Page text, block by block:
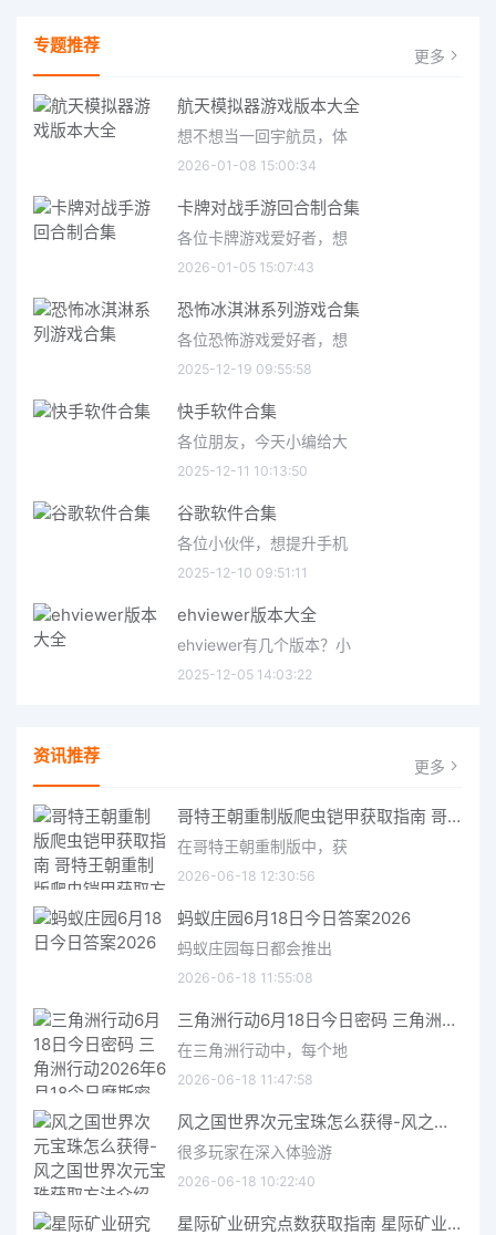
专题推荐 更多
航天模拟器游戏版本大全
想不想当一回宇航员，体
2026-01-08 15:00:34
卡牌对战手游回合制合集
各位卡牌游戏爱好者，想
2026-01-05 15:07:43
恐怖冰淇淋系列游戏合集
各位恐怖游戏爱好者，想
2025-12-19 09:55:58
快手软件合集
各位朋友，今天小编给大
2025-12-11 10:13:50
谷歌软件合集
各位小伙伴，想提升手机
2025-12-10 09:51:11
ehviewer版本大全
ehviewer有几个版本？小
2025-12-05 14:03:22
资讯推荐 更多
哥特王朝重制版爬虫铠甲获取指南 哥特王朝重制版爬虫铠甲获取方法
在哥特王朝重制版中，获
2026-06-18 12:30:56
蚂蚁庄园6月18日今日答案2026
蚂蚁庄园每日都会推出
2026-06-18 11:55:08
三角洲行动6月18日今日密码 三角洲行动2026年6月18今日摩斯密码分享
在三角洲行动中，每个地
2026-06-18 11:47:58
风之国世界次元宝珠怎么获得-风之国世界次元宝珠获取方法介绍
很多玩家在深入体验游
2026-06-18 10:22:40
星际矿业研究点数获取指南 星际矿业研究点数获取方法